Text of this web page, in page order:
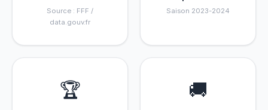
Source : FFF /
data.gouv.fr
Saison 2023-2024
🏆 🚚